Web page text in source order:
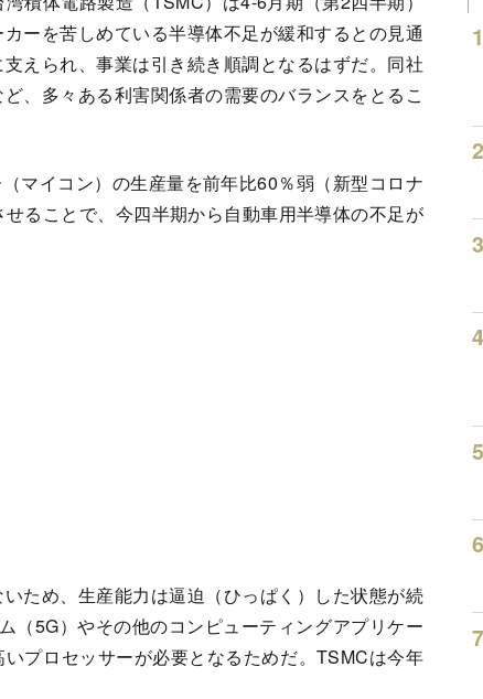
ーを苦しめている半導体不足が緩和するとの見通
えられ、事業は引き続き順調となるはずだ。同社
、多々ある利害関係者の需要のバランスをとるこ
マイコン）の生産量を前年比60％弱（新型コロナ
ることで、今四半期から自動車用半導体の不足が
ため、生産能力は逼迫（ひっぱく）した状態が続
（5G）やその他のコンピューティングアプリケー
プロセッサーが必要となるためだ。TSMCは今年